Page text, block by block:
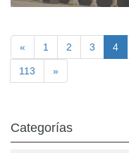
« 1 2 3 4
113 »
Categorías